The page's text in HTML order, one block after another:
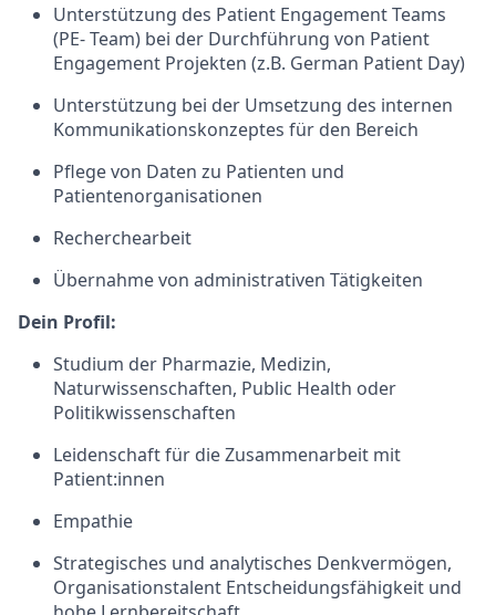
Unterstützung des Patient Engagement Teams
(PE- Team) bei der Durchführung von Patient
Engagement Projekten (z.B. German Patient Day)
Unterstützung bei der Umsetzung des internen
Kommunikationskonzeptes für den Bereich
Pflege von Daten zu Patienten und
Patientenorganisationen
Recherchearbeit
Übernahme von administrativen Tätigkeiten
Dein Profil:
Studium der Pharmazie, Medizin,
Naturwissenschaften, Public Health oder
Politikwissenschaften
Leidenschaft für die Zusammenarbeit mit
Patient:innen
Empathie
Strategisches und analytisches Denkvermögen,
Organisationstalent Entscheidungsfähigkeit und